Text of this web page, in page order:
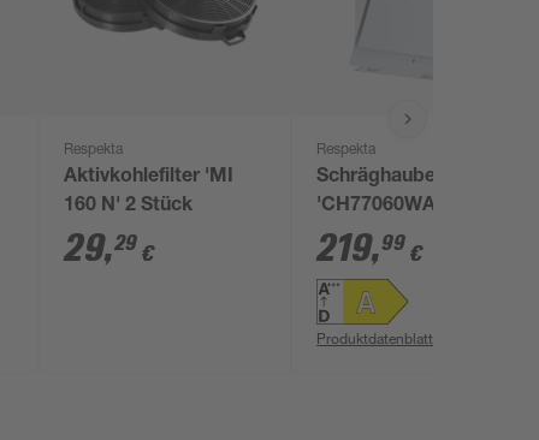
Respekta
Aktivkohlefilter 'MI
160 N' 2 Stück
29,29 €
Respekta
Schräghaube
'CH77060WA'
Metall/Glas weiß 60
cm
219,99 €
Produktdatenblatt